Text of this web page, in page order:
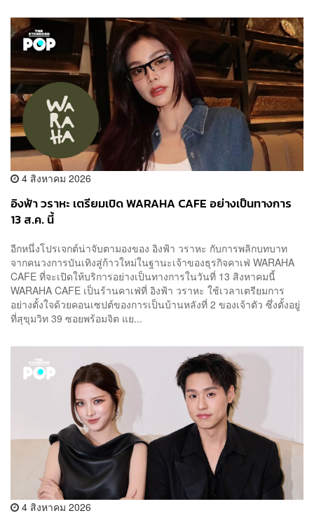
4 สิงหาคม 2026
อิงฟ้า วราหะ เตรียมเปิด WARAHA CAFE อย่างเป็นทางการ
13 ส.ค. นี้
อีกหนึ่งโปรเจกต์น่าจับตามองของ อิงฟ้า วราหะ กับการพลิกบทบาท
จากคนวงการบันเทิงสู่ก้าวใหม่ในฐานะเจ้าของธุรกิจคาเฟ่ WARAHA
CAFE ที่จะเปิดให้บริการอย่างเป็นทางการในวันที่ 13 สิงหาคมนี้
WARAHA CAFE เป็นร้านคาเฟ่ที่ อิงฟ้า วราหะ ใช้เวลาเตรียมการ
อย่างตั้งใจด้วยคอนเซปต์ของการเป็นบ้านหลังที่ 2 ของเจ้าตัว ซึ่งตั้งอยู่
ที่สุขุมวิท 39 ซอยพร้อมจิต แย...
4 สิงหาคม 2026